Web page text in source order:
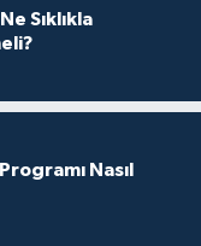
Sıklıkla
Nasıl